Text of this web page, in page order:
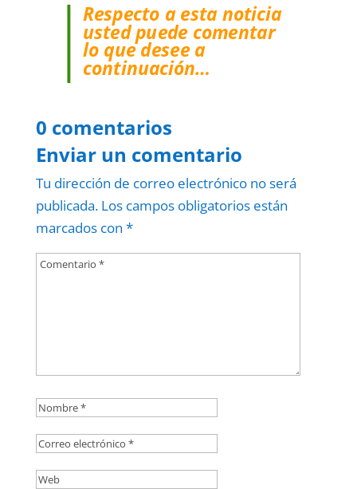
Respecto a esta noticia
usted puede comentar
lo que desee a
continuación…
0 comentarios
Enviar un comentario
Tu dirección de correo electrónico no será
publicada. Los campos obligatorios están
marcados con *